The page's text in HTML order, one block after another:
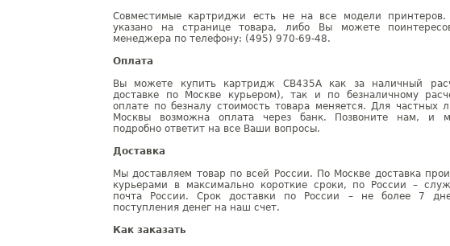
Совместимые картриджи есть не на все модели принтеров.
указано на странице товара, либо Вы можете
менеджера по телефону: (495) 970-69-48.
Оплата
Вы можете купить картридж CB435A как за наличный
доставке по Москве курьером), так и по безналичному
оплате по безналу стоимость товара меняется. Для частных
Москвы возможна оплата через банк. Позвоните нам, и
подробно ответит на все Ваши вопросы.
Доставка
Мы доставляем товар по всей России. По Москве доставка
курьерами в максимально короткие сроки, по России –
почта России. Срок доставки по России – не более 7
поступления денег на наш счет.
Как заказать